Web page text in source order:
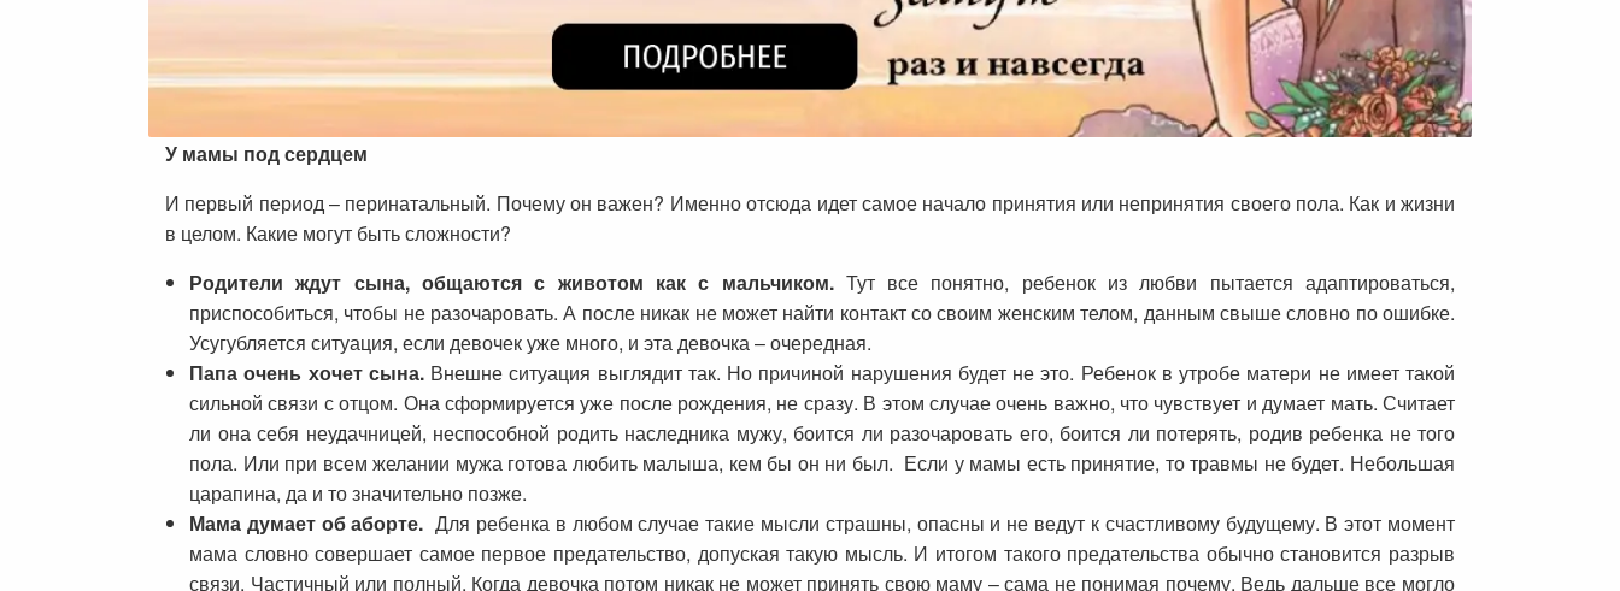
У мамы под сердцем
И первый период – перинатальный. Почему он важен? Именно отсюда идет самое начало принятия или непринятия своего пола. Как и жизни
в целом. Какие могут быть сложности?
Родители ждут сына, общаются с животом как с мальчиком.Тут все понятно, ребенок из любви пытается адаптироваться,
приспособиться, чтобы не разочаровать. А после никак не может найти контакт со своим женским телом, данным свыше словно по ошибке.
Усугубляется ситуация, если девочек уже много, и эта девочка – очередная.
Папа очень хочет сына.Внешне ситуация выглядит так. Но причиной нарушения будет не это. Ребенок в утробе матери не имеет такой
сильной связи с отцом. Она сформируется уже после рождения, не сразу. В этом случае очень важно, что чувствует и думает мать. Считает
ли она себя неудачницей, неспособной родить наследника мужу, боится ли разочаровать его, боится ли потерять, родив ребенка не того
пола. Или при всем желании мужа готова любить малыша, кем бы он ни был. Если у мамы есть принятие, то травмы не будет. Небольшая
царапина, да и то значительно позже.
Мама думает об аборте. Для ребенка в любом случае такие мысли страшны, опасны и не ведут к счастливому будущему. В этот момент
мама словно совершает самое первое предательство, допуская такую мысль. И итогом такого предательства обычно становится разрыв
связи. Частичный или полный. Когда девочка потом никак не может принять свою маму – сама не понимая почему. Ведь дальше все могло